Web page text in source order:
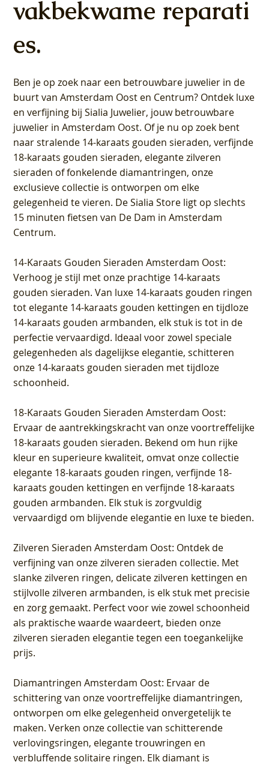
vakbekwame reparati
es.
Ben je op zoek naar een betrouwbare juwelier in de
buurt van Amsterdam Oost en Centrum? Ontdek luxe
en verfijning bij Sialia Juwelier, jouw betrouwbare
juwelier in Amsterdam Oost. Of je nu op zoek bent
naar stralende 14-karaats gouden sieraden, verfijnde
18-karaats gouden sieraden, elegante zilveren
sieraden of fonkelende diamantringen, onze
exclusieve collectie is ontworpen om elke
gelegenheid te vieren. De Sialia Store ligt op slechts
15 minuten fietsen van De Dam in Amsterdam
Centrum.
14-Karaats Gouden Sieraden Amsterdam Oost:
Verhoog je stijl met onze prachtige 14-karaats
gouden sieraden. Van luxe 14-karaats gouden ringen
tot elegante 14-karaats gouden kettingen en tijdloze
14-karaats gouden armbanden, elk stuk is tot in de
perfectie vervaardigd. Ideaal voor zowel speciale
gelegenheden als dagelijkse elegantie, schitteren
onze 14-karaats gouden sieraden met tijdloze
schoonheid.
18-Karaats Gouden Sieraden Amsterdam Oost:
Ervaar de aantrekkingskracht van onze voortreffelijke
18-karaats gouden sieraden. Bekend om hun rijke
kleur en superieure kwaliteit, omvat onze collectie
elegante 18-karaats gouden ringen, verfijnde 18-
karaats gouden kettingen en verfijnde 18-karaats
gouden armbanden. Elk stuk is zorgvuldig
vervaardigd om blijvende elegantie en luxe te bieden.
Zilveren Sieraden Amsterdam Oost: Ontdek de
verfijning van onze zilveren sieraden collectie. Met
slanke zilveren ringen, delicate zilveren kettingen en
stijlvolle zilveren armbanden, is elk stuk met precisie
en zorg gemaakt. Perfect voor wie zowel schoonheid
als praktische waarde waardeert, bieden onze
zilveren sieraden elegantie tegen een toegankelijke
prijs.
Diamantringen Amsterdam Oost: Ervaar de
schittering van onze voortreffelijke diamantringen,
ontworpen om elke gelegenheid onvergetelijk te
maken. Verken onze collectie van schitterende
verlovingsringen, elegante trouwringen en
verbluffende solitaire ringen. Elk diamant is